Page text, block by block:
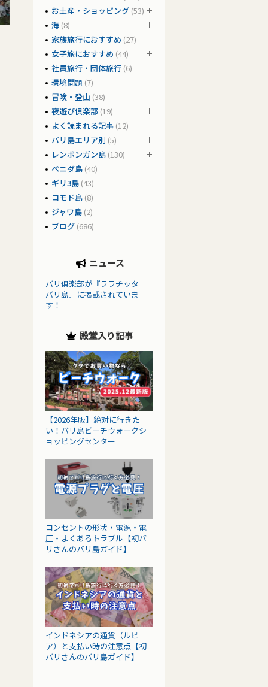
お土産・ショッピング (53)
海 (8)
家族旅行におすすめ (27)
女子旅におすすめ (44)
社員旅行・団体旅行 (6)
環境問題 (7)
冒険・登山 (38)
夜遊び倶楽部 (19)
よく読まれる記事 (12)
バリ島エリア別 (5)
レンボンガン島 (130)
ペニダ島 (40)
ギリ3島 (43)
コモド島 (8)
ジャワ島 (2)
ブログ (686)
ニュース
バリ倶楽部が『ララチッタ
バリ島』に掲載されていま
す！
殿堂入り記事
【2026年版】絶対に行きた
い！バリ島ビーチウォークシ
ョッピングセンター
コンセントの形状・電源・電
圧・よくあるトラブル【初バ
リさんのバリ島ガイド】
インドネシアの通貨（ルピ
ア）と支払い時の注意点【初
バリさんのバリ島ガイド】